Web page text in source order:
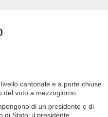
cantonale e a porte chiuse
voto a mezzogiorno.
di un presidente e di
di Stato; il presidente